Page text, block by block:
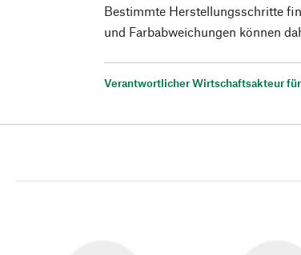
Bestimmte Herstellungsschritte
und Farbabweichungen können
Verantwortlicher Wirtschaftsakteur für